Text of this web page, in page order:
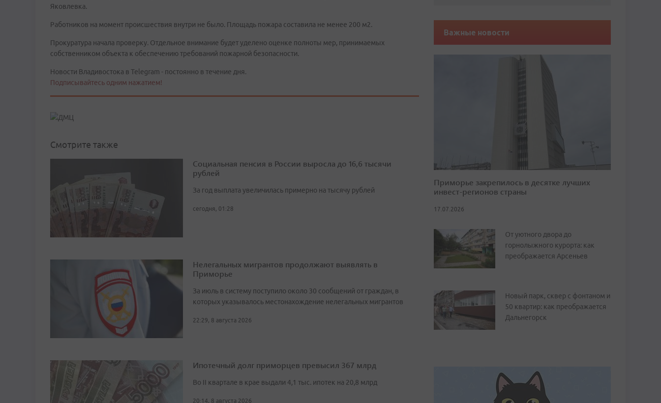
Яковлевка.
Работников на момент происшествия внутри не было. Площадь пожара составила не менее 200 м2.
Прокуратура начала проверку. Отдельное внимание будет уделено оценке полноты мер, принимаемых
собственником объекта к обеспечению требований пожарной безопасности.
Новости Владивостока в Telegram - постоянно в течение дня.
Подписывайтесь одним нажатием!
Смотрите также
Социальная пенсия в России выросла до 16,6 тысячи
рублей
За год выплата увеличилась примерно на тысячу рублей
сегодня, 01:28
Нелегальных мигрантов продолжают выявлять в
Приморье
За июль в систему поступило около 30 сообщений от граждан, в
которых указывалось местонахождение нелегальных мигрантов
22:29, 8 августа 2026
Ипотечный долг приморцев превысил 367 млрд
Во II квартале в крае выдали 4,1 тыс. ипотек на 20,8 млрд
20:14, 8 августа 2026
Важные новости
Приморье закрепилось в десятке лучших
инвест-регионов страны
17.07.2026
От уютного двора до
горнолыжного курорта: как
преображается Арсеньев
Новый парк, сквер с фонтаном и
50 квартир: как преображается
Дальнегорск